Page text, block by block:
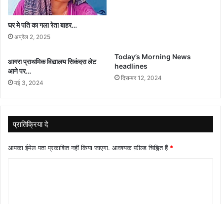
घर मे पति का गला रेता बाहर…
अप्रैल 2, 2025
आगरा प्राथमिक विद्यालय सिकंदरा लेट
आने पर…
मई 3, 2024
Today’s Morning News
headlines
दिसम्बर 12, 2024
प्रातिक्रिया दे
आपका ईमेल पता प्रकाशित नहीं किया जाएगा. आवश्यक फ़ील्ड चिह्नित हैं *